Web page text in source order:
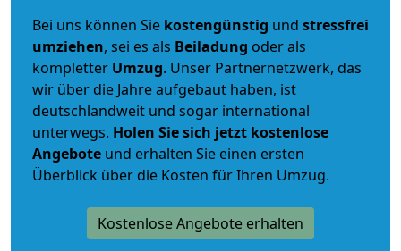
Bei uns können Sie kostengünstig und stressfrei
umziehen, sei es als Beiladung oder als
kompletter Umzug. Unser Partnernetzwerk, das
wir über die Jahre aufgebaut haben, ist
deutschlandweit und sogar international
unterwegs. Holen Sie sich jetzt kostenlose
Angebote und erhalten Sie einen ersten
Überblick über die Kosten für Ihren Umzug.
Kostenlose Angebote erhalten